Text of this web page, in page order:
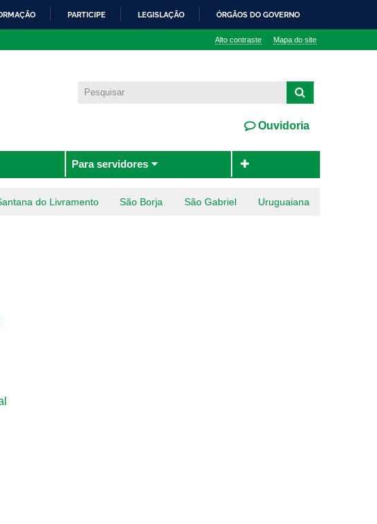
PARTICIPE LEGISLAÇÃO ÓRGÃOS DO GOVERNO
Alto contraste Mapa do site
Ouvidoria
Para servidores
do Livramento São Borja São Gabriel Uruguaiana